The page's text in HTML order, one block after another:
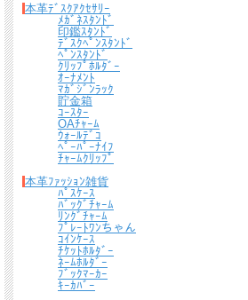
本革ﾃﾞｽｸｱｸｾｻﾘｰ
ﾒｶﾞﾈｽﾀﾝﾄﾞ
印鑑ｽﾀﾝﾄﾞ
ﾃﾞｽｸﾍﾟﾝｽﾀﾝﾄﾞ
ﾍﾟﾝｽﾀﾝﾄﾞ
ｸﾘｯﾌﾟﾎﾙﾀﾞｰ
ｵｰﾅﾒﾝﾄ
ﾏｶﾞｼﾞﾝﾗｯｸ
貯金箱
ｺｰｽﾀｰ
OAﾁｬｰﾑ
ｳｫｰﾙﾃﾞｺ
ﾍﾟｰﾊﾟｰﾅｲﾌ
ﾁｬｰﾑｸﾘｯﾌﾟ
本革ﾌｧｯｼｮﾝ雑貨
ﾊﾟｽｹｰｽ
ﾊﾞｯｸﾞﾁｬｰﾑ
ﾘﾝｸﾞﾁｬｰﾑ
ﾌﾟﾚｰﾄﾜﾝちゃん
ｺｲﾝｹｰｽ
ﾁｹｯﾄﾎﾙﾀﾞｰ
ﾈｰﾑﾎﾙﾀﾞｰ
ﾌﾞｯｸﾏｰｶｰ
ｷｰｶﾊﾞｰ